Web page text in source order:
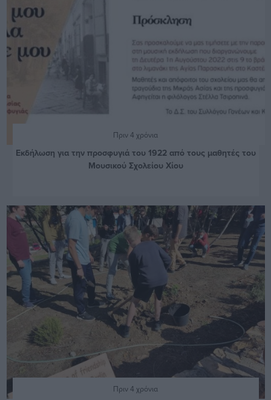
Πριν 4 χρόνια
Εκδήλωση για την προσφυγιά του 1922 από τους μαθητές του
Μουσικού Σχολείου Χίου
Πριν 4 χρόνια